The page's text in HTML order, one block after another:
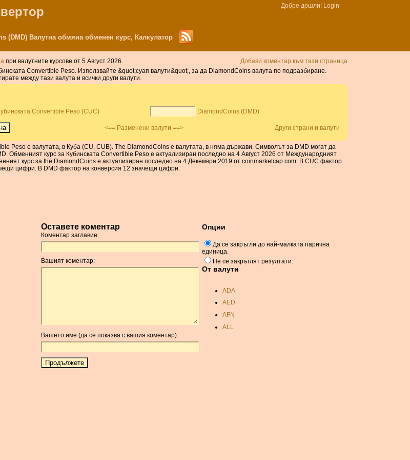
Добре дошли! Login
(DMD) Валутна обмяна обменен курс, Калкулатор
Добави коментар към тази страница
при валутните курсове от 5 Август 2026.
Convertible Peso. Използвайте &quot;суап валути&quot;, за да DiamondCoins валута по подразбиране.
между тази валута и всички други валути.
Convertible Peso (CUC) DiamondCoins (DMD)
<== Разменени валути ==> Други страни и валути
Peso е валутата, в Куба (CU, CUB). The DiamondCoins е валутата, в няма държави. Символът за DMD могат да
Обменният курс за Кубинската Convertible Peso е актуализиран последно на 4 Август 2026 от Международният
курс за the DiamondCoins е актуализиран последно на 4 Декември 2019 от coinmarketcap.com. В CUC фактор
цифри. В DMD фактор на конверсия 12 значещи цифри.
Оставете коментар
Коментар заглавие:
Вашият коментар:
Вашето име (да се показва с вашия коментар):
Опции
Да се ​​закръгли до най-малката парична
единица.
Не се закръглят резултати.
От валути
ADA
AED
AFN
ALL